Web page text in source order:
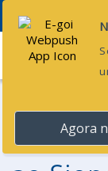
Menu
17 de maio de 2016
enviou